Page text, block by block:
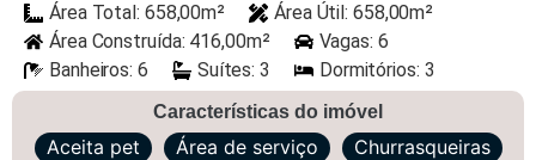
Área Total: 658,00m²
Área Útil: 658,00m²
Área Construída: 416,00m²
Vagas: 6
Banheiros: 6
Suítes: 3 Dormitórios: 3
Características do imóvel
Aceita pet Área de serviço
Churrasqueiras